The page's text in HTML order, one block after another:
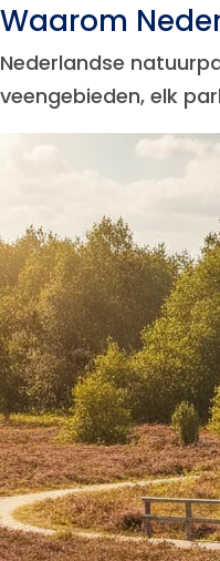
Waarom
Nederlandse
veengebieden, elk